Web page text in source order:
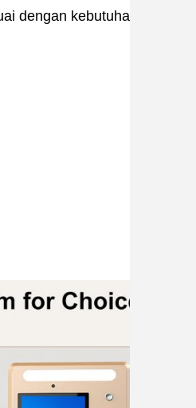
dengan kebutuhan Anda.